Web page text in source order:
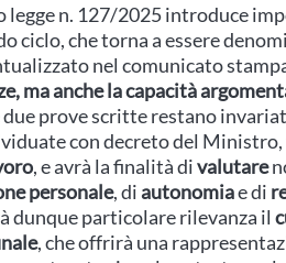
legge n. 127/2025 introduce
ciclo, che torna a essere
nel comunicato
ma anche la capacità
prove scritte restano
con decreto del
, e avrà la finalità divalutare
personale, diautonomiae di
dunque particolare rilevanza il
, che offrirà una